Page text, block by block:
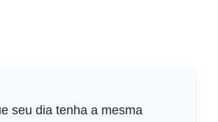
seu dia tenha a mesma